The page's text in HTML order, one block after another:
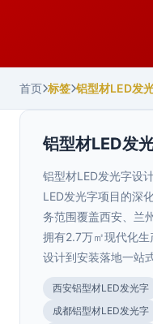
首页 标签 铝型材LED发
铝型材LED发
铝型材LED发光字设
LED发光字项目的深
务范围覆盖西安、兰
拥有2.7万㎡现代化
设计到安装落地一站
西安铝型材LED发光字
成都铝型材LED发光字